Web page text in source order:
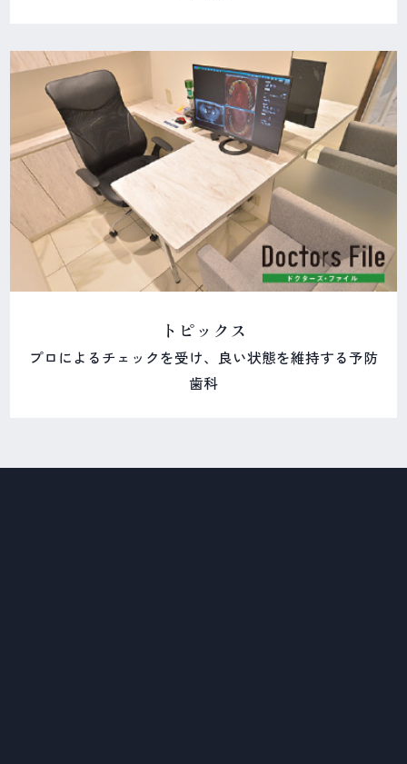
トピックス
プロによるチェックを受け、良い状態を維持する予防
歯科